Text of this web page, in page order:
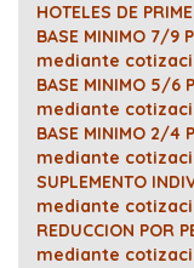
HOTELES DE
BASE MINIMO 7/
mediante
BASE MINIMO 5/
mediante
BASE MINIMO 2/
mediante
SUPLEMENTO
mediante
REDUCCION POR
mediante